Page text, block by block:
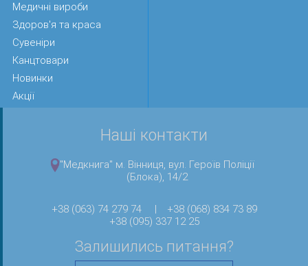
Медичні вироби
Здоров'я та краса
Сувеніри
Канцтовари
Новинки
Акції
Наші контакти
"Медкнига" м. Вінниця, вул. Героїв Поліції
(Блока), 14/2
+38 (063) 74 279 74 |
+38 (068) 834 73 89
+38 (095) 337 12 25
Залишились питання?